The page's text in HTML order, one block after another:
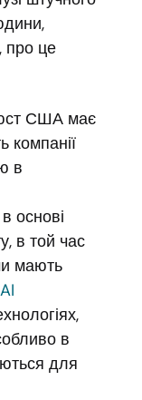
про це
США має
компанії
в
основі
в той час
мають
в
для